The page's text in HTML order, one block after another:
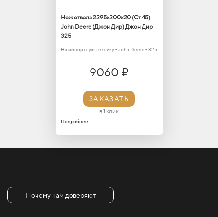
Нож отвала 2295х200х20 (Ст.45)
John Deere (Джон Дир) Джон Дир
325
На импортную технику - John Deere - 325
9060 ₽
ЗАКАЗАТЬ
в 1 клик
Подробнее
Почему нам доверяют